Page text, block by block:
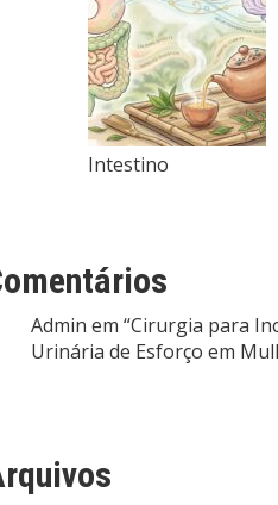
Intestino
Admin em “Cirurgia para
Urinária de Esforço em